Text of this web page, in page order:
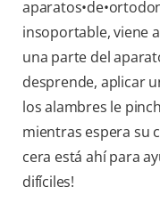
insoportable, viene
una parte del
desprende, aplicar
los alambres le
mientras espera su
cera está ahí para
difíciles!